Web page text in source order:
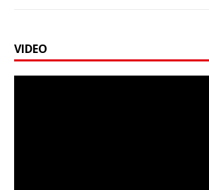
VIDEO